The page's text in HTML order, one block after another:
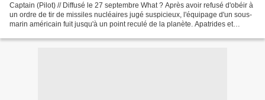
Captain (Pilot) // Diffusé le 27 septembre What ? Après avoir refusé d'obéir à
un ordre de tir de missiles nucléaires jugé suspicieux, l'équipage d'un sous-
marin américain fuit jusqu'à un point reculé de la planète. Apatrides et